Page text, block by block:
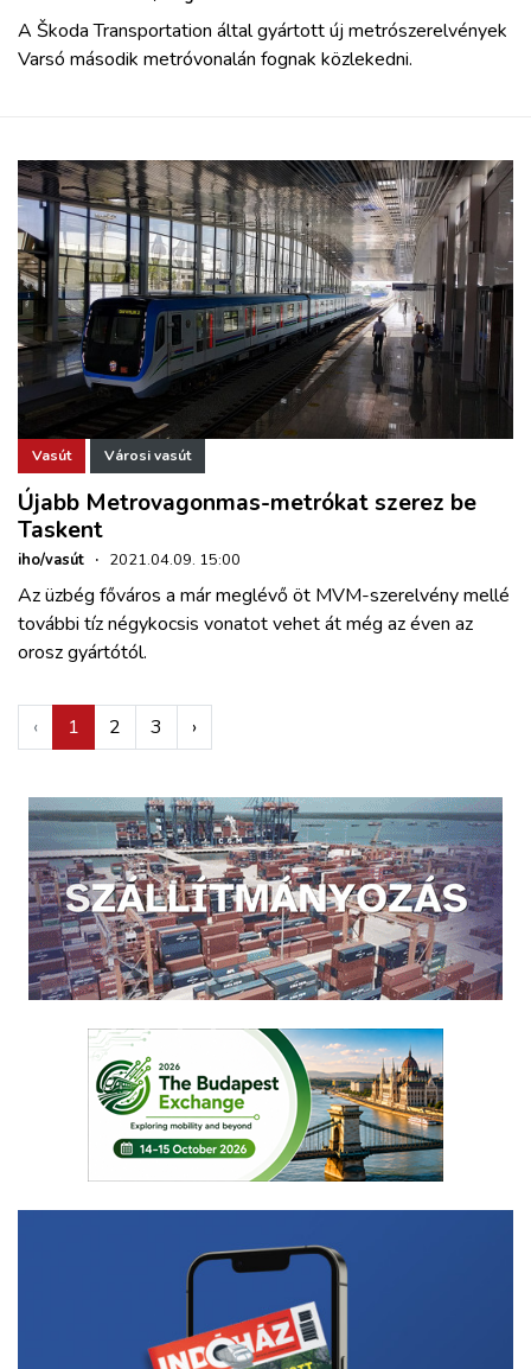
A Škoda Transportation által gyártott új metrószerelvények
Varsó második metróvonalán fognak közlekedni.
Vasút Városi vasút
Újabb Metrovagonmas-metrókat szerez be
Taskent
iho/vasút · 2021.04.09. 15:00
Az üzbég főváros a már meglévő öt MVM-szerelvény mellé
további tíz négykocsis vonatot vehet át még az éven az
orosz gyártótól.
‹ 1 2 3 ›